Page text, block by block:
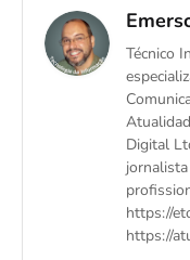
Técnico
Digital
https://
https://